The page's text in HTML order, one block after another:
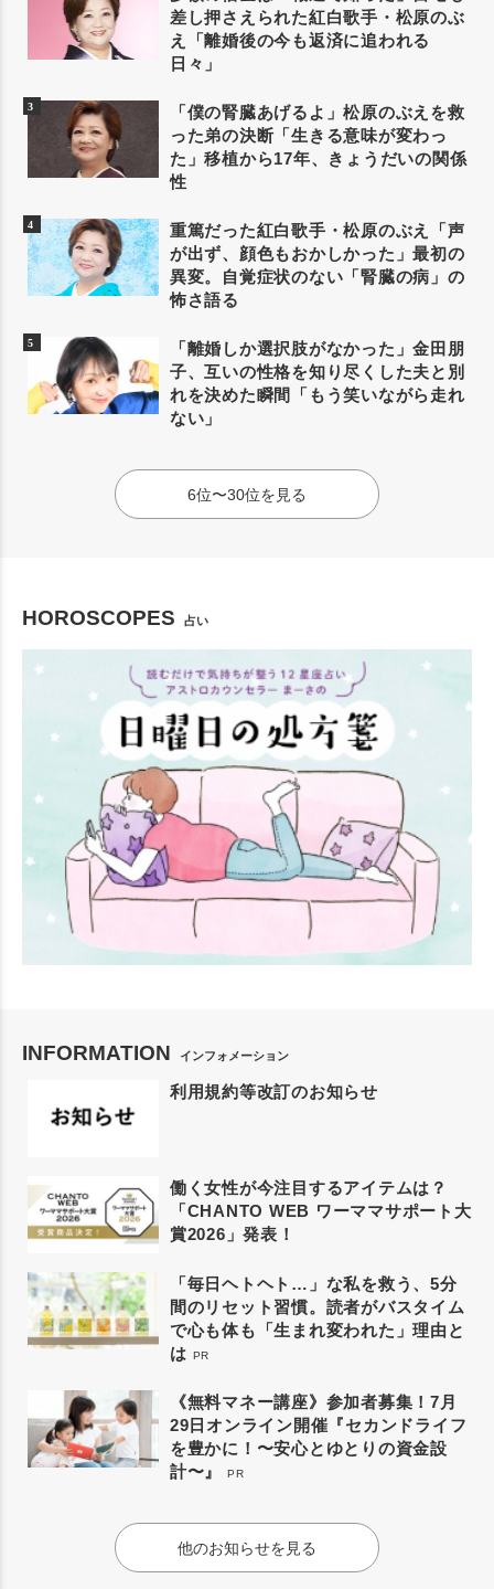
差し押さえられた紅白歌手・松原のぶ
え「離婚後の今も返済に追われる
日々」
「僕の腎臓あげるよ」松原のぶえを救
った弟の決断「生きる意味が変わっ
た」移植から17年、きょうだいの関係
性
重篤だった紅白歌手・松原のぶえ「声
が出ず、顔色もおかしかった」最初の
異変。自覚症状のない「腎臓の病」の
怖さ語る
「離婚しか選択肢がなかった」金田朋
子、互いの性格を知り尽くした夫と別
れを決めた瞬間「もう笑いながら走れ
ない」
6位〜30位を見る
HOROSCOPES 占い
INFORMATION インフォメーション
利用規約等改訂のお知らせ
働く女性が今注目するアイテムは？
「CHANTO WEB ワーママサポート大
賞2026」発表！
「毎日ヘトヘト…」な私を救う、5分
間のリセット習慣。読者がバスタイム
で心も体も「生まれ変われた」理由と
は PR
《無料マネー講座》参加者募集！7月
29日オンライン開催『セカンドライフ
を豊かに！〜安心とゆとりの資金設
計〜』
PR
他のお知らせを見る